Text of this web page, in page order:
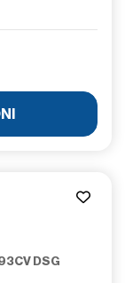
DSG